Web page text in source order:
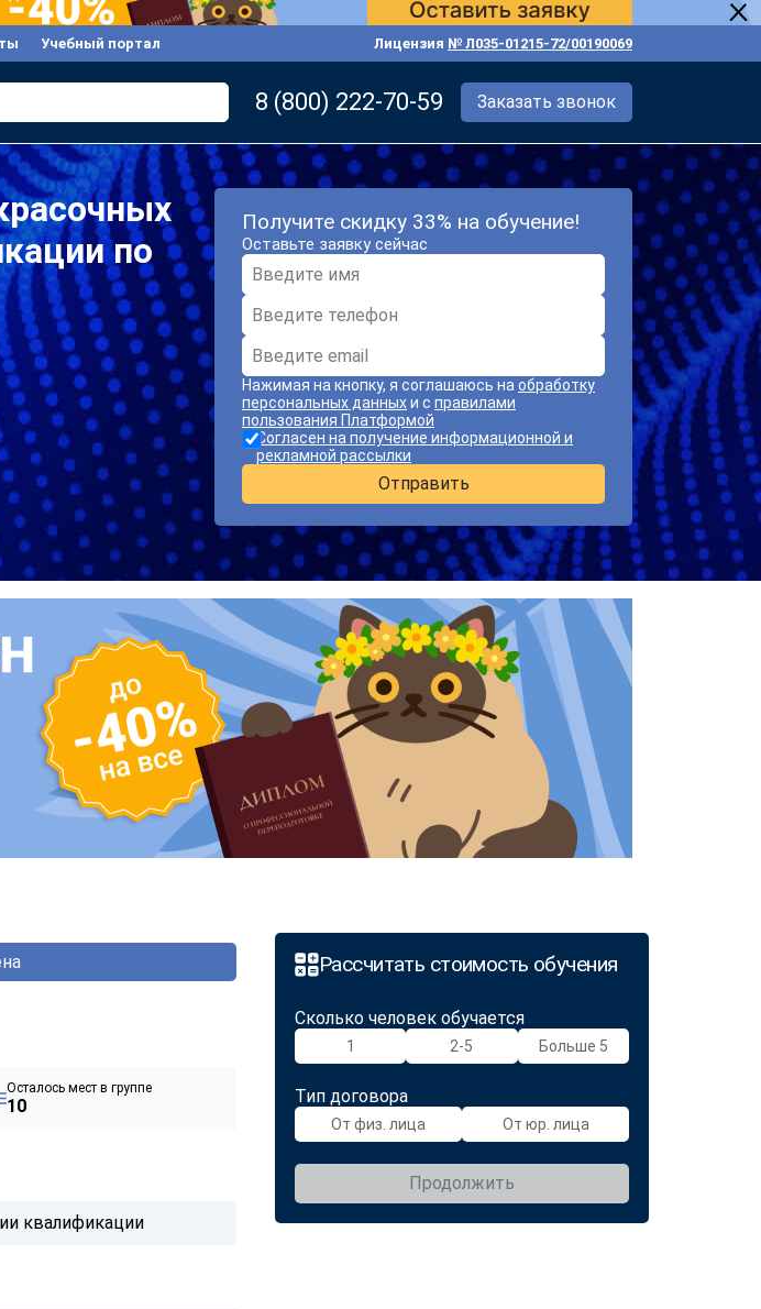
Учебный портал Лицензия № Л035-01215-72/00190069
8 (800) 222-70-59 Заказать звонок
по
Получите скидку 33% на обучение!
Оставьте заявку сейчас
Нажимая на кнопку, я соглашаюсь на обработку
персональных данныхи с правилами
пользования Платформой
Согласен на получение информационной и
рекламной рассылки
Отправить
Рассчитать стоимость обучения
Сколько человек обучается
1 2-5 Больше 5
Тип договора
От физ. лица От юр. лица
Продолжить
Осталось мест в группе
10
квалификации